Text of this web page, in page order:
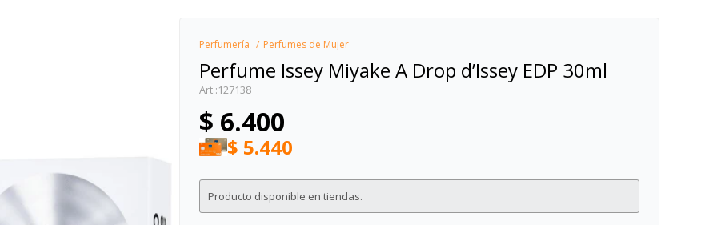
Perfumería Perfumes de Mujer
Perfume Issey Miyake A Drop d’Issey EDP 30ml
127138
$ 6.400
$ 5.440
Producto disponible en tiendas.